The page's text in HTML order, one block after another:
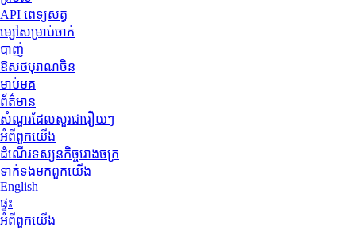
API ពេទ្យសត្វ
ម្សៅសម្រាប់ចាក់
បាញ់
ឱសថបុរាណចិន
មាប់មគ
ព័ត៌មាន
សំណួរដែលសួរជារឿយៗ
អំពី​ពួក​យើង
ដំណើរទស្សនកិច្ចរោងចក្រ
ទាក់ទង​មក​ពួក​យើង
English
ផ្ទះ
អំពី​ពួក​យើង